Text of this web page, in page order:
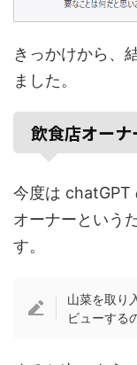
きっかけから、
ました。
飲食店オーナ
今度は chatGPT
オーナーという
す。
山菜を取り
ビューする